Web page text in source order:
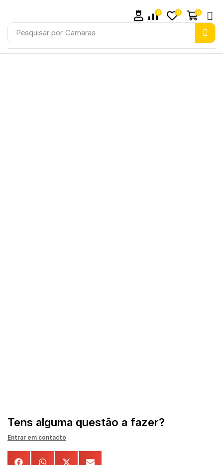
Pesquisar por Camaras
0 0 0
Tens alguma questão a fazer?
Entrar em contacto